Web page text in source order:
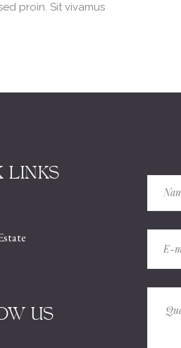
proin. Sit vivamus
LINKS
US